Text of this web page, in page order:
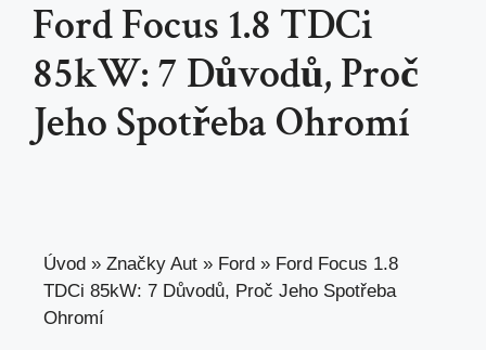
Ford Focus 1.8 TDCi
85kW: 7 Důvodů, Proč
Jeho Spotřeba Ohromí
Úvod » Značky Aut » Ford » Ford Focus 1.8
TDCi 85kW: 7 Důvodů, Proč Jeho Spotřeba
Ohromí